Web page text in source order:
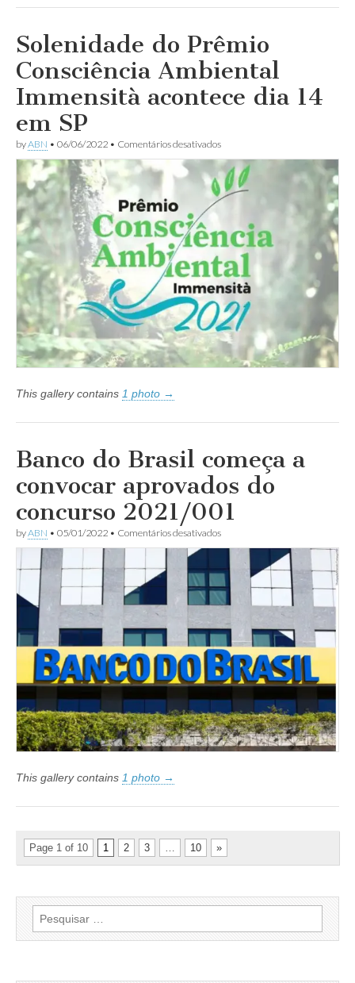
Solenidade do Prêmio
Consciência Ambiental
Immensità acontece dia 14
em SP
byABN • 06/06/2022 • Comentários desativadosem
do
Prêmio
Consciência
acontece
dia
em
SP
This gallery contains 1 photo →
Banco do Brasil começa a
convocar aprovados do
concurso 2021/001
byABN • 05/01/2022 • Comentários desativadosem
Brasil
começa
a
convocar
aprovados
do
concurso
2021/001
This gallery contains 1 photo →
Page 1 of 10 1 2 3 … 10 »
Pesquisar
por: